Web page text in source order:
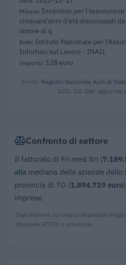
Incentivo per
cinquant'anni d'età disoccupati
donne di q
Istituto Nazionale per
Infortuni sul Lavoro - INAIL
128 euro
Fonte: Registro Nazionale Aiuti di
IODL 2.0. Dati aggiornati
Confronto di settore
Il fatturato di Fri.med Srl (
alla mediana delle aziende dello
provincia di TO (1.894.719 euro
imprese.
Elaborazione sui bilanci depositati
divisione ATECO e provincia.